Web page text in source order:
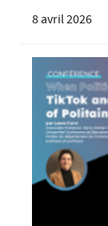
8 avril 2026